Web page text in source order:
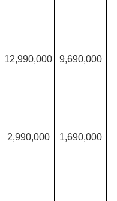
12,990,000 9,690,000
2,990,000 1,690,000